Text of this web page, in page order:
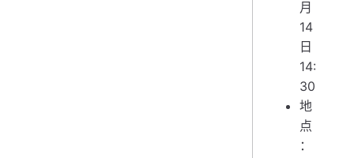
月
14
日
14:
30
地
点
：